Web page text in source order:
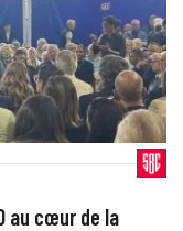
au cœur de la